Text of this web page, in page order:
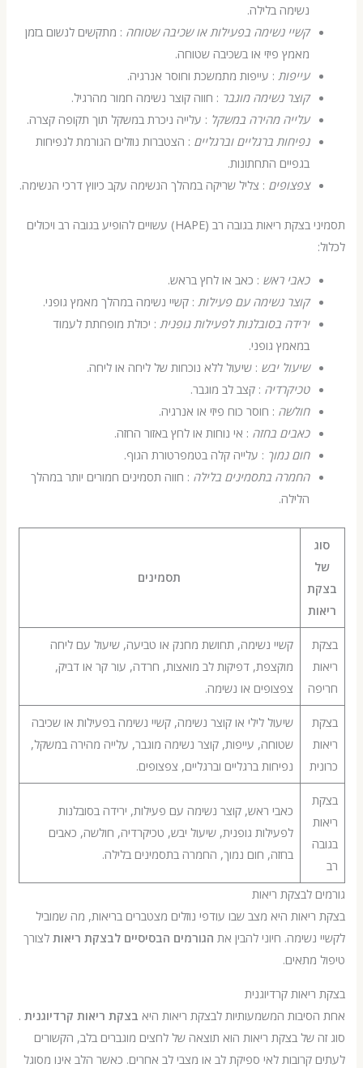
נשימה בלילה.
קשיי נשימה בפעילות או שכיבה שטוחה: מתקשים לנשום בזמן
מאמץ פיזי או בשכיבה שטוחה.
עייפות: עייפות מתמשכת וחוסר אנרגיה.
קוצר נשימה מוגבר: חווה קוצר נשימה חמור מהרגיל.
עלייה מהירה במשקל: עלייה ניכרת במשקל תוך תקופה קצרה.
נפיחות ברגליים וברגליים: הצטברות נוזלים הגורמת לנפיחות
בגפיים התחתונות.
צפצופים : צליל שריקה במהלך הנשימה עקב כיווץ דרכי הנשימה.
תסמיני בצקת ריאות בגובה רב (HAPE) עשויים להופיע בגובה רב ויכולים
כאבי ראש: כאב או לחץ בראש.
קוצר נשימה עם פעילות: קשיי נשימה במהלך מאמץ גופני.
ירידה בסובלנות לפעילות גופנית: יכולת מופחתת לעמוד
במאמץ גופני.
שיעול יבש: שיעול ללא נוכחות של ליחה או ליחה.
טכיקרדיה: קצב לב מוגבר.
חולשה: חוסר כוח פיזי או אנרגיה.
כאבים בחזה: אי נוחות או לחץ באזור החזה.
חום נמוך : עלייה קלה בטמפרטורת הגוף.
החמרה בתסמינים בלילה: חווה תסמינים חמורים יותר במהלך
קשיי נשימה, תחושת מחנק או טביעה, שיעול עם ליחה
מוקצפת, דפיקות לב מואצות, חרדה, עור קר או דביק,
צפצופים או נשימה.
שיעול לילי או קוצר נשימה, קשיי נשימה בפעילות או שכיבה
שטוחה, עייפות, קוצר נשימה מוגבר, עלייה מהירה במשקל,
נפיחות ברגליים וברגליים, צפצופים.
כאבי ראש, קוצר נשימה עם פעילות, ירידה בסובלנות
לפעילות גופנית, שיעול יבש, טכיקרדיה, חולשה, כאבים
בחזה, חום נמוך, החמרה בתסמינים בלילה.
לבצקת ריאות
היא מצב שבו עודפי נוזלים מצטברים בריאות, מה שמוביל
חיוני להבין את הגורמים הבסיסיים לבצקת ריאותלצורך
מתאים.
קרדיוגנית
המשמעותיות לבצקת ריאות היאבצקת ריאות קרדיוגנית.
של בצקת ריאות הוא תוצאה של לחצים מוגברים בלב, הקשורים
קרובות לאי ספיקת לב או מצבי לב אחרים. כאשר הלב אינו מסוגל